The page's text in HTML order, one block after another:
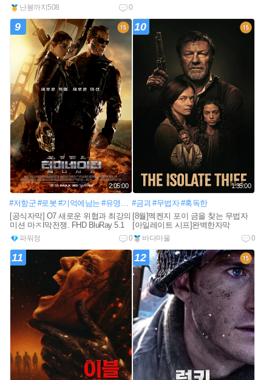
난봉까치508 0
9
2:05:00
#저항군 #로봇 #기억에남는 #유명한액션 #인공지능 #최첨단네트워크
[공식자막] O7 새로운 위협과 최강의
미션 마ㅈI막전쟁. FHD BluRay 5.1
파워정 0
10
1:35:00
#금괴 #무법자 #혹독한
[8월]멕켄지 포이 금을 찾는 무법자
[아일레이트 시프]완벽한자막
바다마울 0
11 12